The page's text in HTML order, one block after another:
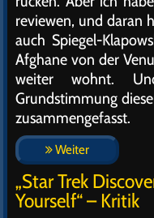
reviewen, und daran
auch Spiegel-
Afghane von der
weiter wohnt.
Grundstimmung
zusammengefasst.
Weiter
„Star Trek
Yourself“ – Kritik